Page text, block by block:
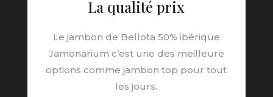
La qualité prix
Le jambon de Bellota 50% ibérique
Jamonarium c’est une des meilleure
options comme jambon top pour tout
les jours.